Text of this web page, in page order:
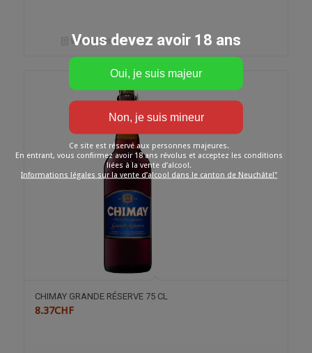
Voir les détails
CHIMAY GRANDE RÉSERVE 75 CL
8.37CHF
Vous devez avoir 18 ans
Ce site est réservé aux personnes majeures.
En entrant, vous confirmez avoir 18 ans révolus et acceptez les conditions
liées à la vente d’alcool.
Informations légales sur la vente d’alcool dans le canton de Neuchâtel"